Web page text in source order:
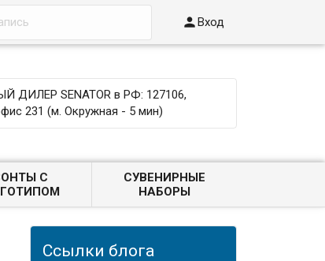
Вход
SENATOR в РФ: 127106,
231 (м. Окружная - 5 мин)
С
СУВЕНИРНЫЕ
НАБОРЫ
Ссылки блога